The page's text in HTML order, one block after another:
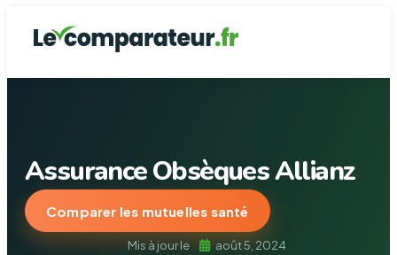
Assurance Obsèques Allianz
Comparer les mutuelles santé
Mis à jour le
août 5, 2024